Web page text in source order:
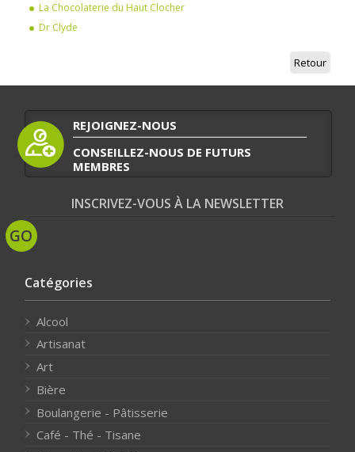
La Chocolaterie du Haut Clocher
Dr Clyde
Retour
REJOIGNEZ-NOUS
CONSEILLEZ-NOUS DE FUTURS
MEMBRES
INSCRIVEZ-VOUS À LA NEWSLETTER
Catégories
Alcool
Artisanat
Art
Bière
Boulangerie - Pâtisserie
Café - Thé - Tisane